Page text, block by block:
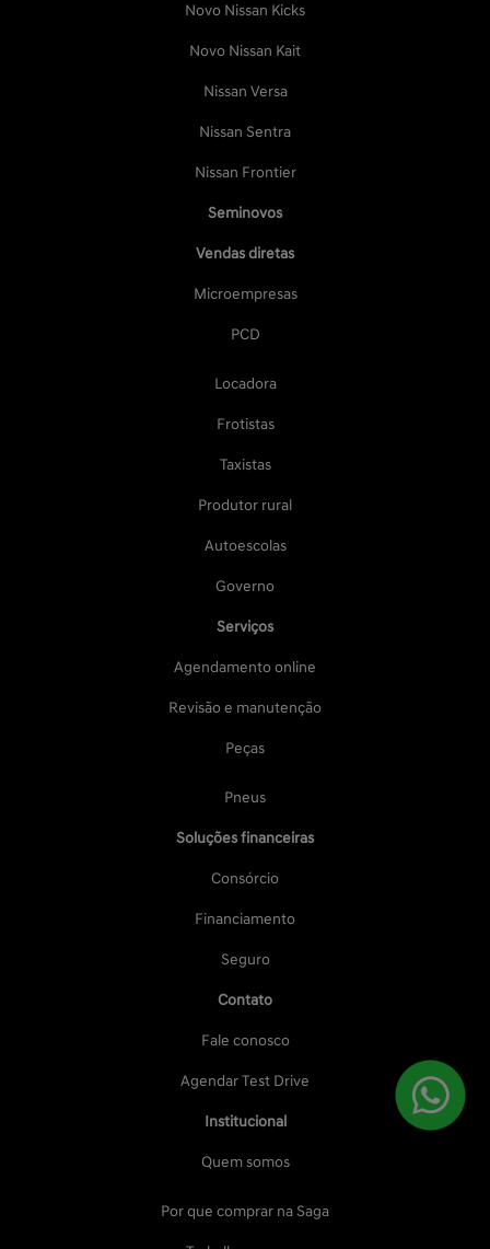
Novo Nissan Kicks
Novo Nissan Kait
Nissan Versa
Nissan Sentra
Nissan Frontier
Seminovos
Vendas diretas
Microempresas
PCD
Locadora
Frotistas
Taxistas
Produtor rural
Autoescolas
Governo
Serviços
Agendamento online
Revisão e manutenção
Peças
Pneus
Soluções financeiras
Consórcio
Financiamento
Seguro
Contato
Fale conosco
Agendar Test Drive
Institucional
Quem somos
Por que comprar na Saga